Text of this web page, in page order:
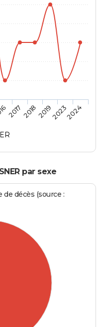
20172018201920232024
par sexe
décès (source :